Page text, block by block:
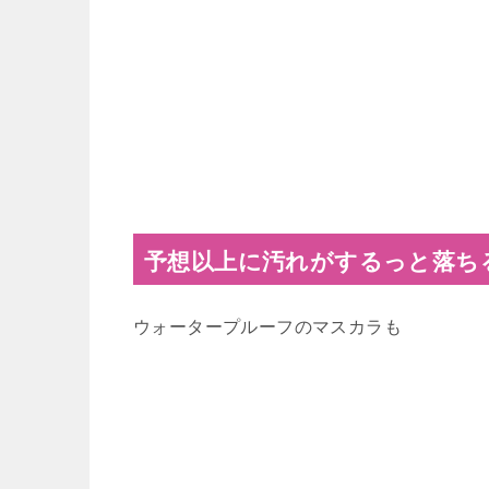
予想以上に汚れがするっと落ち
ウォータープルーフのマスカラも